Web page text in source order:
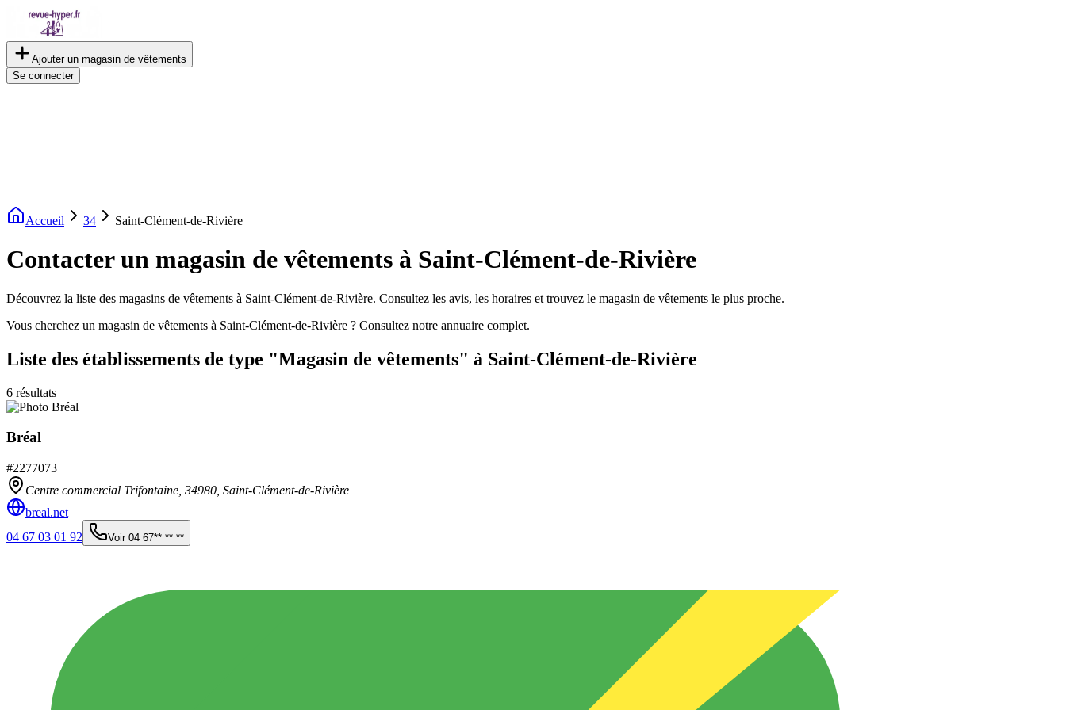
Ajouter un magasin de vêtements
Se connecter
Accueil 34 Saint-Clément-de-Rivière
Contacter un magasin de vêtements à Saint-Clément-de-Rivière
Découvrez la liste des magasins de vêtements à Saint-Clément-de-Rivière. Consultez les avis, les horaires et trouvez le magasin de vêtements le plus proche.
Vous cherchez un magasin de vêtements à Saint-Clément-de-Rivière ? Consultez notre annuaire complet.
Liste des établissements de type "Magasin de vêtements" à Saint-Clément-de-Rivière
6 résultats
Bréal
#2277073
Centre commercial Trifontaine, 34980 Saint-Clément-de-Rivière
breal.net
04 67 03 01 92
Voir 04 67** ** **